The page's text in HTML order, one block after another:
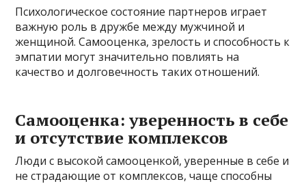
Психологическое состояние партнеров играет
важную роль в дружбе между мужчиной и
женщиной. Самооценка, зрелость и способность к
эмпатии могут значительно повлиять на
качество и долговечность таких отношений.
Самооценка: уверенность в себе
и отсутствие комплексов
Люди с высокой самооценкой, уверенные в себе и
не страдающие от комплексов, чаще способны